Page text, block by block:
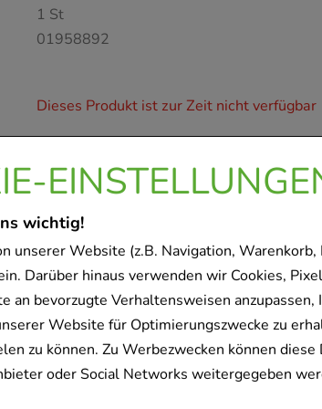
wichtig!
unserer Website (z.B. Navigation, Warenkorb,
Darüber hinaus verwenden wir Cookies,
an bevorzugte Verhaltensweisen anzupassen,
Website für Optimierungszwecke zu
zu können. Zu Werbezwecken können diese
oder Social Networks weitergegeben
1 St
01958892
Dieses Produkt ist zur Zeit nicht verfügbar
COREGA Tabs
Haleon Germany GmbH
66St
Tabletten
02241535
Dieses Produkt ist zur Zeit nicht verfügbar